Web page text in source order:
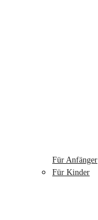
Für Anfänger
Für Kinder